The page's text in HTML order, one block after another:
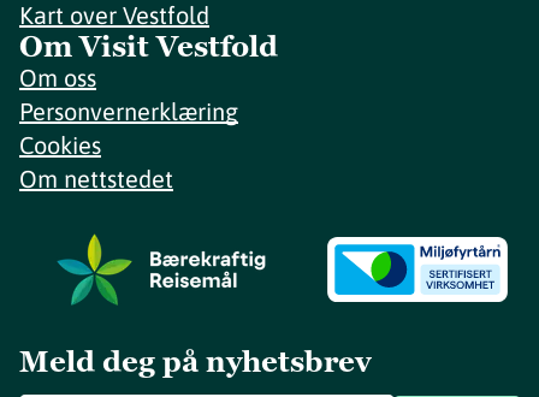
Kart over Vestfold
Om Visit Vestfold
Om oss
Personvernerklæring
Cookies
Om nettstedet
Meld deg på nyhetsbrev